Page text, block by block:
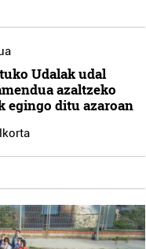
Udalak udal
azaltzeko
egingo ditu azaroan